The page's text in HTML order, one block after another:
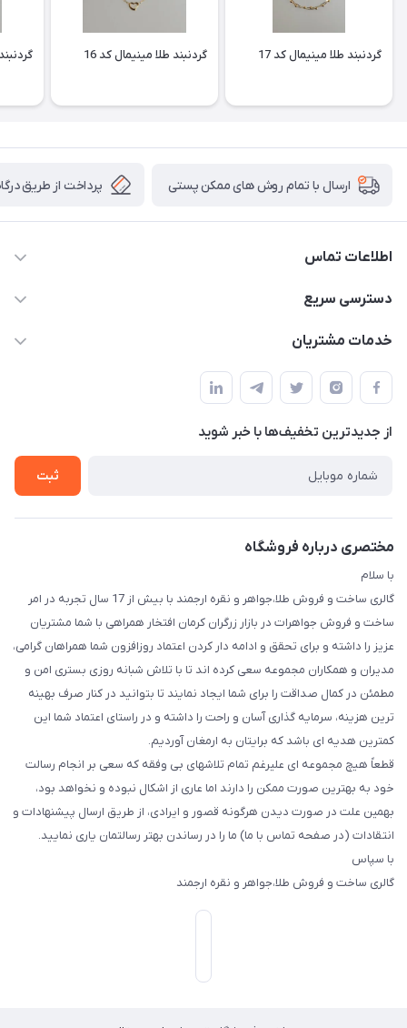
گردنبند طلا مینیمال کد 17 گردنبند طلا مینیمال کد 16
ارسال با تمام روش های ممکن پستی پرداخت از طریق
اطلاعات تماس
09138488018 - 09124949856
-گالری طلا،جواهر و نقره ارجمند
دسترسی سریع
حساب کاربری
لیست محصولات
درباره ما
خدمات مشتریان
قوانین و مقررات
حریم خصوصی
راهنما
از جدید‌ترین تخفیف‌ها با‌ خبر شوید
ثبت
مختصری درباره فروشگاه
با سلام
گالری ساخت و فروش طلا،جواهر و نقره ارجمند با بیش از 17 سال تجربه در امر
ساخت و فروش جواهرات در بازار زرگران کرمان افتخار همراهی با شما مشتریان
عزیز را داشته و برای تحقق و ادامه دار کردن اعتماد روزافزون شما همراهان گرامی،
مدیران و همکاران مجموعه سعی کرده اند تا با تلاش شبانه روزی بستری امن و
مطمئن در کمال صداقت را برای شما ایجاد نمایند تا بتوانید در کنار صرف بهینه
ترین هزینه، سرمایه گذاری آسان و راحت را داشته و در راستای اعتماد شما این
کمترین هدیه ای باشد که برایتان به ارمغان آوردیم.
قطعاً هیچ مجموعه ای علیرغم تمام تلاشهای بی وفقه که سعی بر انجام رسالت
خود به بهترین صورت ممکن را دارند اما عاری از اشکال نبوده و نخواهد بود،
بهمین علت در صورت دیدن هرگونه قصور و ایرادی، از طریق ارسال پیشنهادات و
انتقادات (در صفحه تماس با ما) ما را در رساندن بهتر رسالتمان یاری نمایید.
با سپاس
گالری ساخت و فروش طلا،جواهر و نقره ارجمند